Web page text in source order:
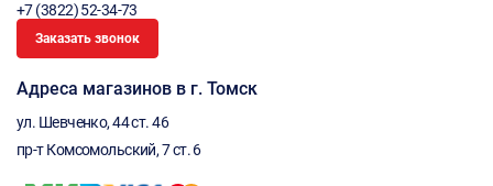
+7 (3822) 52-34-73
Заказать звонок
Адреса магазинов в г. Томск
ул. Шевченко, 44 ст. 46
пр-т Комсомольский, 7 ст. 6